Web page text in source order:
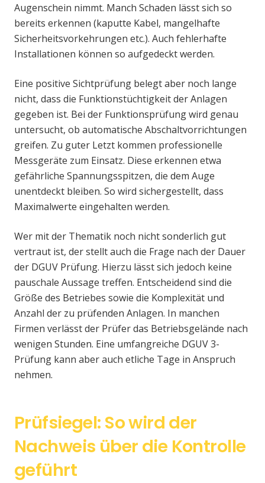
Augenschein nimmt. Manch Schaden lässt sich so
bereits erkennen (kaputte Kabel, mangelhafte
Sicherheitsvorkehrungen etc.). Auch fehlerhafte
Installationen können so aufgedeckt werden.
Eine positive Sichtprüfung belegt aber noch lange
nicht, dass die Funktionstüchtigkeit der Anlagen
gegeben ist. Bei der Funktionsprüfung wird genau
untersucht, ob automatische Abschaltvorrichtungen
greifen. Zu guter Letzt kommen professionelle
Messgeräte zum Einsatz. Diese erkennen etwa
gefährliche Spannungsspitzen, die dem Auge
unentdeckt bleiben. So wird sichergestellt, dass
Maximalwerte eingehalten werden.
Wer mit der Thematik noch nicht sonderlich gut
vertraut ist, der stellt auch die Frage nach der Dauer
der DGUV Prüfung. Hierzu lässt sich jedoch keine
pauschale Aussage treffen. Entscheidend sind die
Größe des Betriebes sowie die Komplexität und
Anzahl der zu prüfenden Anlagen. In manchen
Firmen verlässt der Prüfer das Betriebsgelände nach
wenigen Stunden. Eine umfangreiche DGUV 3-
Prüfung kann aber auch etliche Tage in Anspruch
nehmen.
Prüfsiegel: So wird der
Nachweis über die Kontrolle
geführt